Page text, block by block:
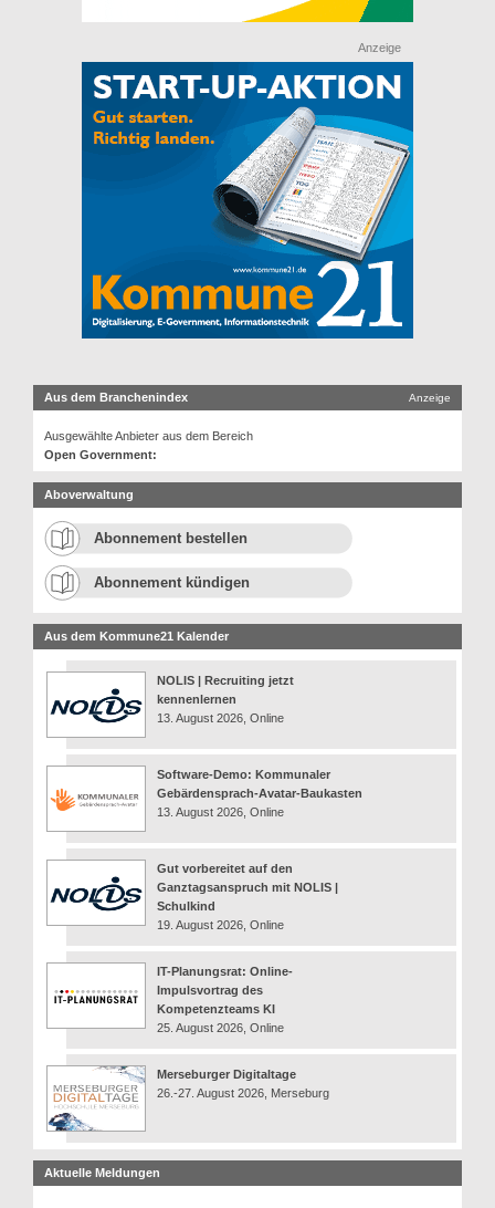
Anzeige
Aus dem Branchenindex Anzeige
Ausgewählte Anbieter aus dem Bereich
Open Government:
Aboverwaltung
Abonnement bestellen
Abonnement kündigen
Aus dem Kommune21 Kalender
NOLIS | Recruiting jetzt
kennenlernen
13. August 2026, Online
Software-Demo: Kommunaler
Gebärdensprach-Avatar-Baukasten
13. August 2026, Online
Gut vorbereitet auf den
Ganztagsanspruch mit NOLIS |
Schulkind
19. August 2026, Online
IT-Planungsrat: Online-
Impulsvortrag des
Kompetenzteams KI
25. August 2026, Online
Merseburger Digitaltage
26.-27. August 2026, Merseburg
Aktuelle Meldungen